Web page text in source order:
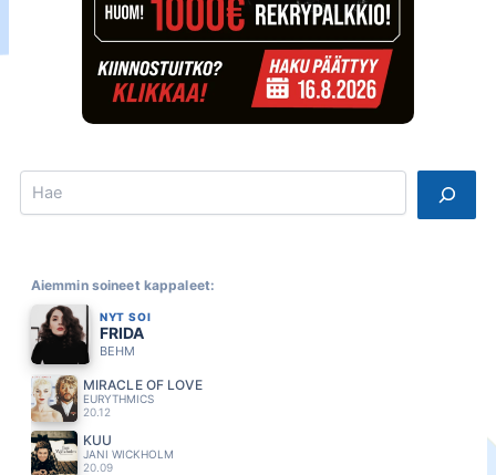
Search
Aiemmin soineet kappaleet:
NYT SOI
FRIDA
BEHM
MIRACLE OF LOVE
EURYTHMICS
20.12
KUU
JANI WICKHOLM
20.09